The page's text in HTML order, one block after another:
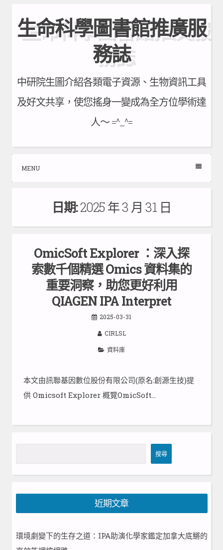
to
content
生命科學圖書館推廣服
務誌
中研院生圖介紹各類電子資源、生物資訊工具
及好文共享，使您搖身一變成為全方位學術達
人～ =^_^=
MENU
日期:2025 年 3 月 31 日
OmicSoft Explorer ：深入探
索數千個精選 Omics 資料集的
重要洞察，助您更好利用
QIAGEN IPA Interpret
2025-03-31
CIRLSL
資料庫
本文由訊聯基因數位股份有限公司(原名:創源生技)提
供 Omicsoft Explorer 概覽OmicSoft…
尋
搜尋
近期文章
環境劇變下的生存之道：IPA助演化學家鑑定加拿大底鱂的